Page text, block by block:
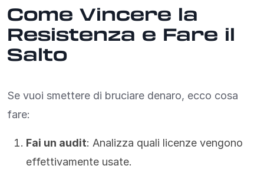
Come Vincere la
Resistenza e Fare il
Salto
Se vuoi smettere di bruciare denaro, ecco cosa
fare:
Fai un audit: Analizza quali licenze vengono
effettivamente usate.